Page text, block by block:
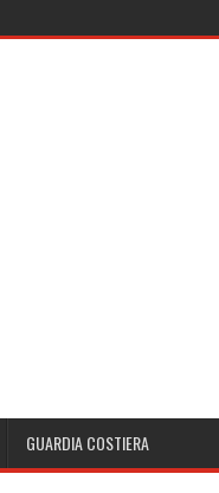
GUARDIA COSTIERA